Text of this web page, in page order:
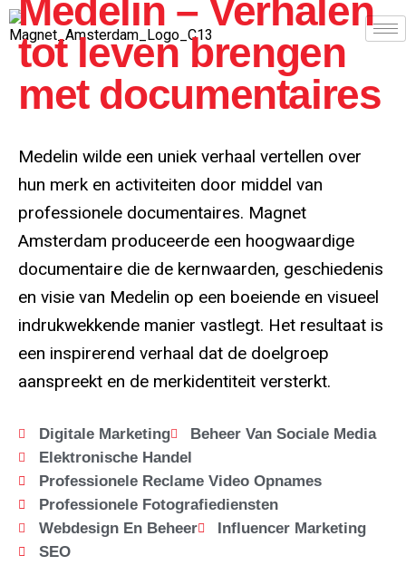
Medelin – Verhalen
tot leven brengen
met documentaires
Medelin wilde een uniek verhaal vertellen over
hun merk en activiteiten door middel van
professionele documentaires. Magnet
Amsterdam produceerde een hoogwaardige
documentaire die de kernwaarden, geschiedenis
en visie van Medelin op een boeiende en visueel
indrukwekkende manier vastlegt. Het resultaat is
een inspirerend verhaal dat de doelgroep
aanspreekt en de merkidentiteit versterkt.
Digitale Marketing
Beheer Van Sociale Media
Elektronische Handel
Professionele Reclame Video Opnames
Professionele Fotografiediensten
Webdesign En Beheer
Influencer Marketing
SEO